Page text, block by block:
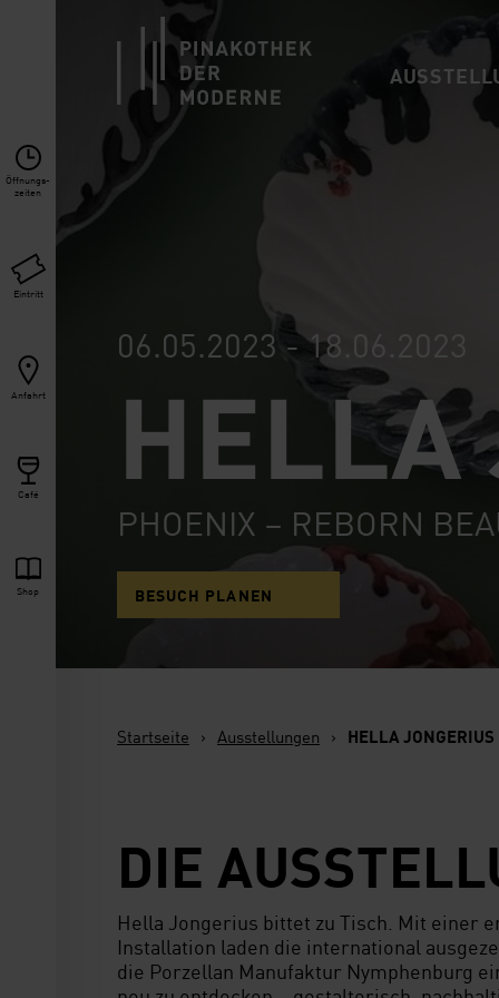
Link zur Startseite
Öffnungs­
zeiten
Eintritt
Anfahrt
Café
Shop
06.05.2023 - 18.06.2023
HELLA
PHOENIX – REBORN
BESUCH PLANEN
Startseite › Ausstellungen › HELLA JONGERIUS
DIE
Hella Jongerius bittet zu Tisch. Mit einer
Installation laden die international
die Porzellan Manufaktur Nymphenburg